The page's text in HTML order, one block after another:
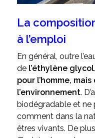
La
à l’emploi
En général, outre
del’éthylène glycol
pour l’homme,
l’environnement.
biodégradable et ne
comment dans la
êtres vivants. De